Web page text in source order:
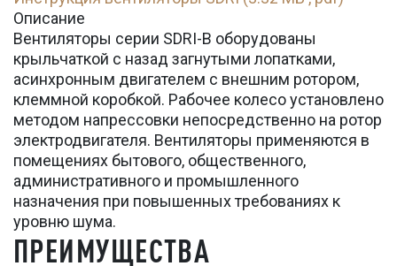
Описание
Вентиляторы серии SDRI-B оборудованы
крыльчаткой с назад загнутыми лопатками,
асинхронным двигателем с внешним ротором,
клеммной коробкой. Рабочее колесо установлено
методом напрессовки непосредственно на ротор
электродвигателя. Вентиляторы применяются в
помещениях бытового, общественного,
административного и промышленного
назначения при повышенных требованиях к
уровню шума.
ПРЕИМУЩЕСТВА